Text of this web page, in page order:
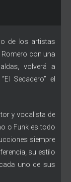
de los artistas
con una
volverá a
Secadero” el
y vocalista de
o Funk es todo
siempre
su estilo
uno de sus